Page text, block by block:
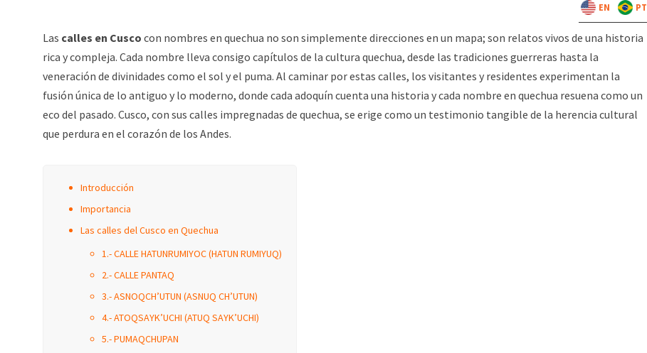
Las calles en Cusco con nombres en quechua no son simplemente direcciones en un mapa; son relatos vivos de una historia
rica y compleja. Cada nombre lleva consigo capítulos de la cultura quechua, desde las tradiciones guerreras hasta la
veneración de divinidades como el sol y el puma. Al caminar por estas calles, los visitantes y residentes experimentan la
fusión única de lo antiguo y lo moderno, donde cada adoquín cuenta una historia y cada nombre en quechua resuena como un
eco del pasado. Cusco, con sus calles impregnadas de quechua, se erige como un testimonio tangible de la herencia cultural
que perdura en el corazón de los Andes.
Introducción
Importancia
Las calles del Cusco en Quechua
1.- CALLE HATUNRUMIYOC (HATUN RUMIYUQ)
2.- CALLE PANTAQ
3.- ASNOQCH’UTUN (ASNUQ CH’UTUN)
4.- ATOQSAYK’UCHI (ATUQ SAYK’UCHI)
5.- PUMAQCHUPAN
EN PT